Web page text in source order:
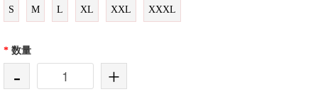
S M L XL XXL XXXL
* 数量
- +